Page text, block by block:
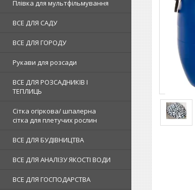
Плівка для мультфільмування
ВСЕ ДЛЯ САДУ
ВСЕ ДЛЯ ГОРОДУ
Рукави для розсади
ВСЕ ДЛЯ РОЗСАДНИКІВ І
ТЕПЛИЦЬ
Сітка огіркова/ шпалерна
сітка для плетучих рослин
ВСЕ ДЛЯ БУДІВНИЦТВА
ВСЕ ДЛЯ АНАЛІЗУ ЯКОСТІ ВОДИ
ВСЕ ДЛЯ ГОСПОДАРСТВА